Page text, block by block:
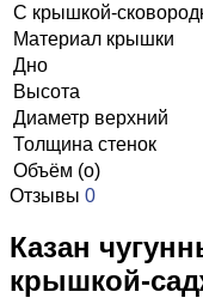
С крышкой-
Материал крышки
Дно
Высота
Диаметр верхний
Толщина стенок
Объём (о)
Отзывы 0
Казан
крышкой-